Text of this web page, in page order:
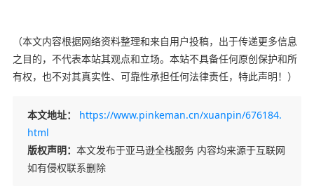
（本文内容根据网络资料整理和来自用户投稿，出于传递更多信息
之目的，不代表本站其观点和立场。本站不具备任何原创保护和所
有权，也不对其真实性、可靠性承担任何法律责任，特此声明！）
本文地址：
https://www.pinkeman.cn/xuanpin/676184.
html
版权声明： 本文发布于亚马逊全栈服务 内容均来源于互联网
如有侵权联系删除